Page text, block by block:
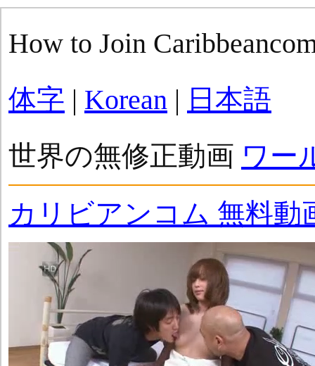
How to Join
体字 | Korean | 日本語
世界の無修正動画 ワー
カリビアンコム 無料動